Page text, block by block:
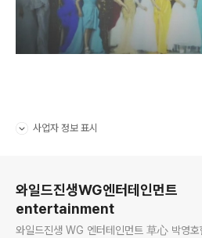
사업자 정보 표시
와일드진생WG엔터테인먼트
entertainment
와일드진생 WG 엔터테인먼트 草心 박영호